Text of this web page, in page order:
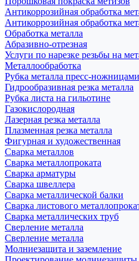
Антикоррозийная обработка
Антикоррозийная обработка
Обработка металла
Абразивно-отрезная
Услуги по нарезке резьбы на
Металлообработка
Рубка металла пресс-ножницами
Гидрообразивная резка металла
Рубка листа на гильотине
Газокислородная
Лазерная резка металла
Плазменная резка металла
Фигурная и художественная
Сварка металлов
Сварка металлопроката
Сварка арматуры
Сварка швеллера
Сварка металлической балки
Сварка листового
Сварка металлических труб
Сверление металла
Сверление металла
Молниезащита и заземление